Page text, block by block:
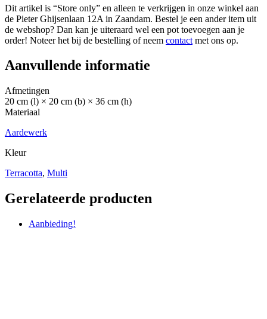
Dit artikel is “Store only” en alleen te verkrijgen in onze winkel aan
de Pieter Ghijsenlaan 12A in Zaandam. Bestel je een ander item uit
de webshop? Dan kan je uiteraard wel een pot toevoegen aan je
order! Noteer het bij de bestelling of neem contact met ons op.
Aanvullende informatie
Afmetingen
20 cm (l) × 20 cm (b) × 36 cm (h)
Materiaal
Aardewerk
Kleur
Terracotta, Multi
Gerelateerde producten
Aanbieding!